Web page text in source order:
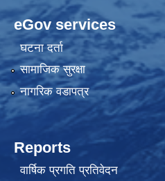
eGov services
घटना दर्ता
सामाजिक सुरक्षा
नागरिक वडापत्र
Reports
वार्षिक प्रगति प्रतिवेदन